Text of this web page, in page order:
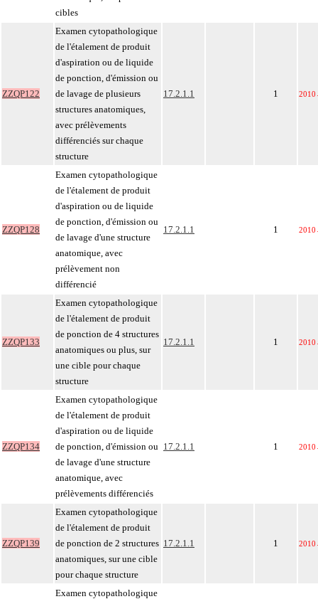
cibles
ZZQP122
Examen cytopathologique
de l'étalement de produit
d'aspiration ou de liquide
de ponction, d'émission ou
de lavage de plusieurs
structures anatomiques,
avec prélèvements
différenciés sur chaque
structure
17.2.1.1 1 2010
ZZQP128
Examen cytopathologique
de l'étalement de produit
d'aspiration ou de liquide
de ponction, d'émission ou
de lavage d'une structure
anatomique, avec
prélèvement non
différencié
17.2.1.1 1 2010
ZZQP133
Examen cytopathologique
de l'étalement de produit
de ponction de 4 structures
anatomiques ou plus, sur
une cible pour chaque
structure
17.2.1.1 1 2010
ZZQP134
Examen cytopathologique
de l'étalement de produit
d'aspiration ou de liquide
de ponction, d'émission ou
de lavage d'une structure
anatomique, avec
prélèvements différenciés
17.2.1.1 1 2010
ZZQP139
Examen cytopathologique
de l'étalement de produit
de ponction de 2 structures
anatomiques, sur une cible
pour chaque structure
17.2.1.1 1 2010
Examen cytopathologique